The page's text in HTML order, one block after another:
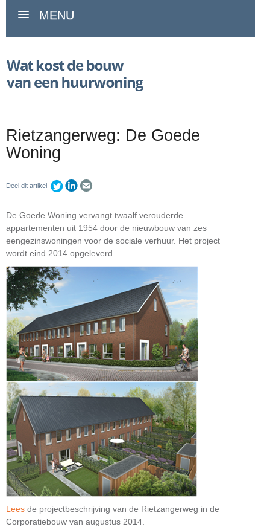
MENU
Rietzangerweg: De Goede
Woning
Deel dit artikel
De Goede Woning vervangt twaalf verouderde
appartementen uit 1954 door de nieuwbouw van zes
eengezinswoningen voor de sociale verhuur. Het project
wordt eind 2014 opgeleverd.
Lees de projectbeschrijving van de Rietzangerweg in de
Corporatiebouw van augustus 2014.